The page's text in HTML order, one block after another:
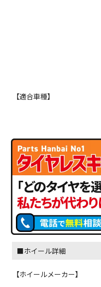
【適合車種】
■ホイール詳細
【ホイールメーカー】